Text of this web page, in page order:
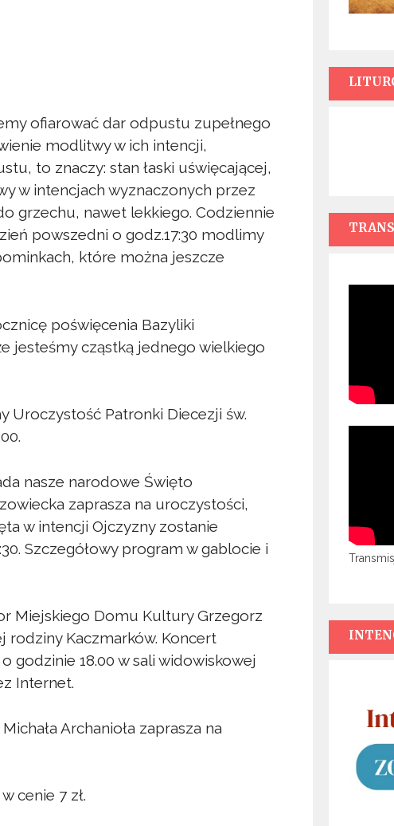
ofiarować dar odpustu zupełnego
modlitwy w ich intencji,
to znaczy: stan łaski uświęcającej,
w intencjach wyznaczonych przez
grzechu, nawet lekkiego. Codziennie
powszedni o godz.17:30 modlimy
które można jeszcze
poświęcenia Bazyliki
jesteśmy cząstką jednego wielkiego
Uroczystość Patronki Diecezji św.
nasze narodowe Święto
zaprasza na uroczystości,
w intencji Ojczyzny zostanie
Szczegółowy program w gablocie i
Miejskiego Domu Kultury Grzegorz
rodziny Kaczmarków. Koncert
godzinie 18.00 w sali widowiskowej
Internet.
Archanioła zaprasza na
cenie 7 zł.